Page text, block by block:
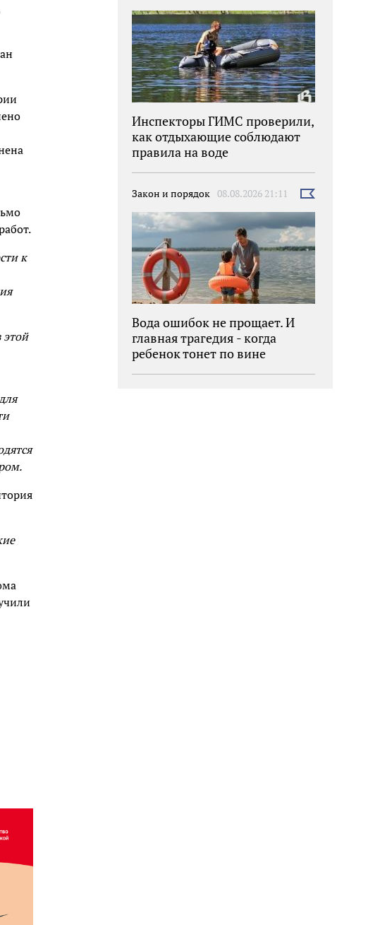
к
этой
Инспекторы ГИМС проверили,
как отдыхающие соблюдают
правила на воде
Закон и порядок 08.08.2026 21:11
Выбрать
Вода ошибок не прощает. И
главная трагедия - когда
ребенок тонет по вине